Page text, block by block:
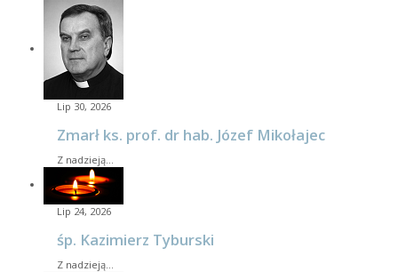
Lip 30, 2026
Zmarł ks. prof. dr hab. Józef Mikołajec
Z nadzieją…
Lip 24, 2026
śp. Kazimierz Tyburski
Z nadzieją…